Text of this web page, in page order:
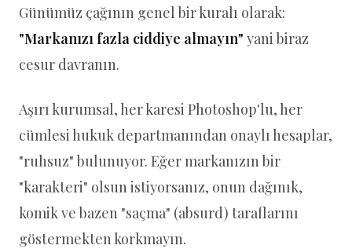
Günümüz çağının genel bir kuralı olarak:
"Markanızı fazla ciddiye almayın" yani biraz
cesur davranın.
Aşırı kurumsal, her karesi Photoshop'lu, her
cümlesi hukuk departmanından onaylı hesaplar,
"ruhsuz" bulunuyor. Eğer markanızın bir
"karakteri" olsun istiyorsanız, onun dağınık,
komik ve bazen "saçma" (absurd) taraflarını
göstermekten korkmayın.